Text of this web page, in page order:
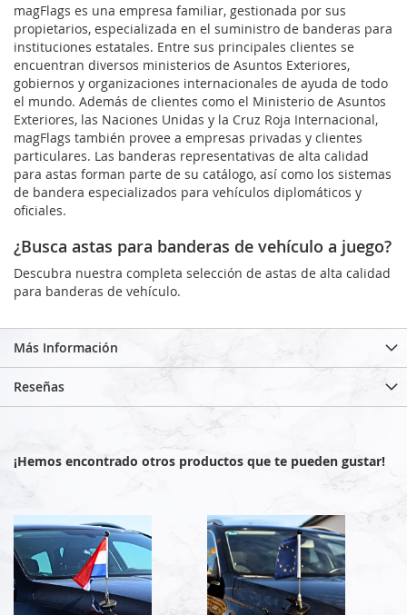
magFlags es una empresa familiar, gestionada por sus
propietarios, especializada en el suministro de banderas para
instituciones estatales. Entre sus principales clientes se
encuentran diversos ministerios de Asuntos Exteriores,
gobiernos y organizaciones internacionales de ayuda de todo
el mundo. Además de clientes como el Ministerio de Asuntos
Exteriores, las Naciones Unidas y la Cruz Roja Internacional,
magFlags también provee a empresas privadas y clientes
particulares. Las banderas representativas de alta calidad
para astas forman parte de su catálogo, así como los sistemas
de bandera especializados para vehículos diplomáticos y
oficiales.
¿Busca astas para banderas de vehículo a juego?
Descubra nuestra completa selección de astas de alta calidad
para banderas de vehículo.
Más Información
Reseñas
¡Hemos encontrado otros productos que te pueden gustar!